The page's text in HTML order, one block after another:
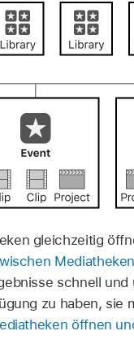
gleichzeitig
Mediatheken
schnell
zu haben,
öffnen